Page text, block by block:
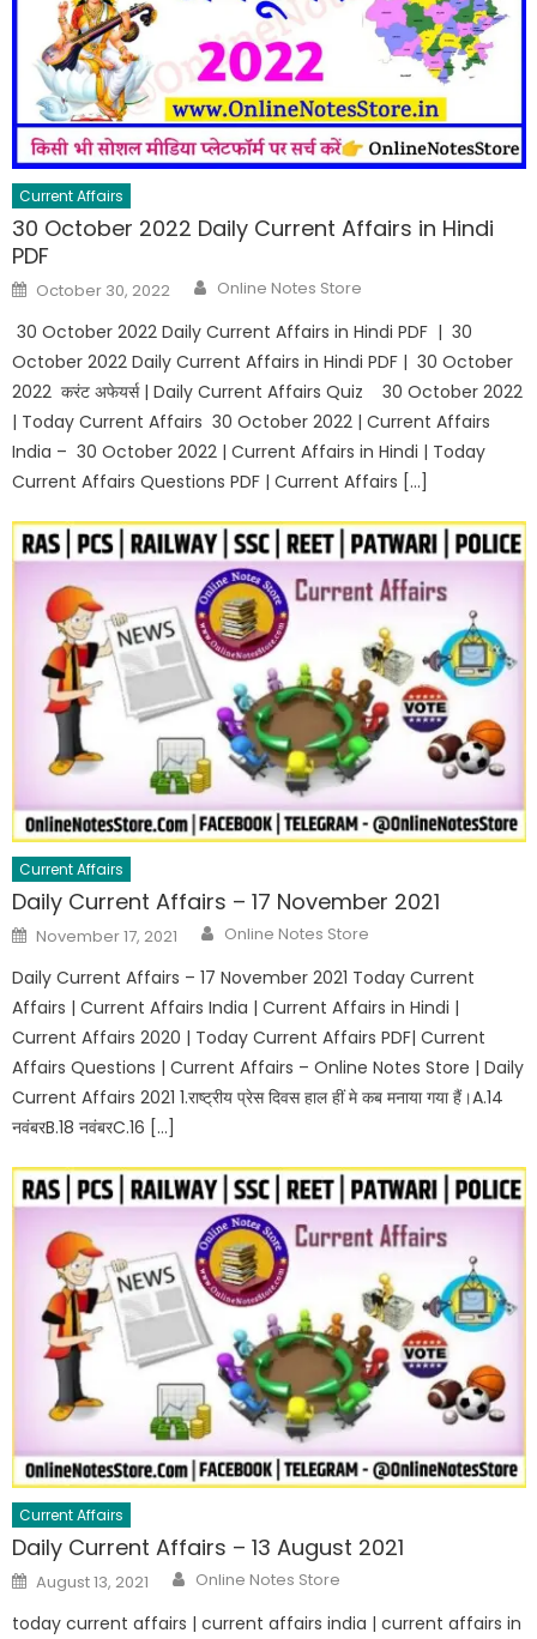
Current Affairs
30 October 2022 Daily Current Affairs in Hindi
PDF
October 30, 2022 Online Notes Store
30 October 2022 Daily Current Affairs in Hindi PDF | 30
October 2022 Daily Current Affairs in Hindi PDF | 30 October
2022 करंट अफेयर्स | Daily Current Affairs Quiz 30 October 2022
| Today Current Affairs 30 October 2022 | Current Affairs
India – 30 October 2022 | Current Affairs in Hindi | Today
Current Affairs Questions PDF | Current Affairs […]
Current Affairs
Daily Current Affairs – 17 November 2021
November 17, 2021 Online Notes Store
Daily Current Affairs – 17 November 2021 Today Current
Affairs | Current Affairs India | Current Affairs in Hindi |
Current Affairs 2020 | Today Current Affairs PDF| Current
Affairs Questions | Current Affairs – Online Notes Store | Daily
Current Affairs 2021 1.राष्ट्रीय प्रेस दिवस हाल हीं मे कब मनाया गया हैं।A.14
नवंबरB.18 नवंबरC.16 […]
Current Affairs
Daily Current Affairs – 13 August 2021
August 13, 2021 Online Notes Store
today current affairs | current affairs india | current affairs in